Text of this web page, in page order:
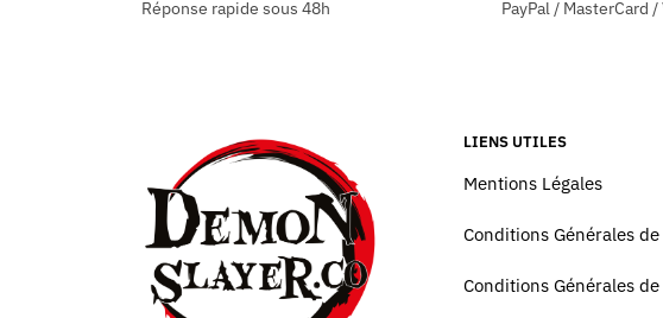
Réponse rapide sous 48h PayPal / MasterCard /
LIENS UTILES
Mentions Légales
Conditions Générales
Conditions Générales